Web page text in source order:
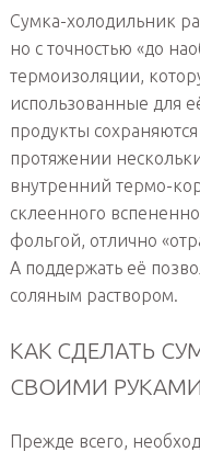
Сумка-холодильник
но с точностью «до
термоизоляции,
использованные для
продукты
протяжении
внутренний термо-
склеенного
фольгой, отлично
А поддержать её
соляным раствором.
КАК СДЕЛАТЬ
СВОИМИ РУКАМИ
Прежде всего,